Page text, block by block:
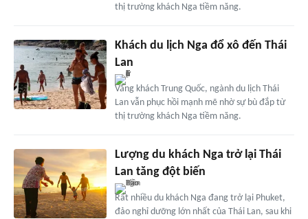
thị trường khách Nga tiềm năng.
Khách du lịch Nga đổ xô đến Thái
Lan
Vắng khách Trung Quốc, ngành du lịch Thái
Lan vẫn phục hồi mạnh mẽ nhờ sự bù đắp từ
thị trường khách Nga tiềm năng.
Lượng du khách Nga trở lại Thái
Lan tăng đột biến
Rất nhiều du khách Nga đang trở lại Phuket,
đảo nghỉ dưỡng lớn nhất của Thái Lan, sau khi